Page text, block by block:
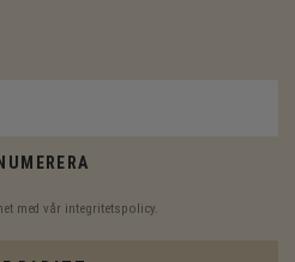
med vår integritetspolicy